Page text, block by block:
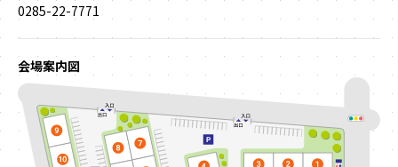
0285-22-7771
会場案内図